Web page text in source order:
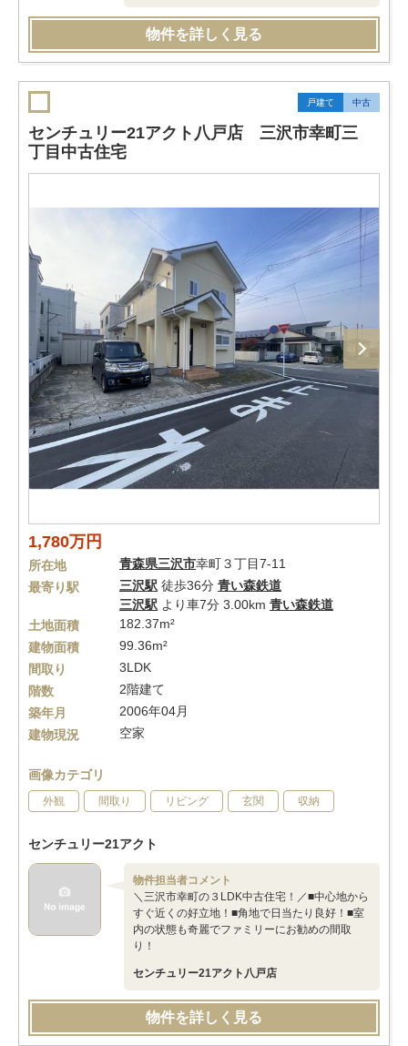
物件を詳しく見る
戸建て 中古
センチュリー21アクト八戸店 三沢市幸町三
丁目中古住宅
1,780万円
所在地 青森県三沢市幸町３丁目7-11
最寄り駅
三沢駅 徒歩36分 青い森鉄道
三沢駅 より車7分 3.00km 青い森鉄道
土地面積
182.37m²
建物面積
99.36m²
間取り
3LDK
階数
2階建て
築年月
2006年04月
建物現況
空家
画像カテゴリ
外観 間取り リビング 玄関 収納
センチュリー21アクト
物件担当者コメント
＼三沢市幸町の３LDK中古住宅！／■中心地から
すぐ近くの好立地！■角地で日当たり良好！■室
内の状態も奇麗でファミリーにお勧めの間取
り！
センチュリー21アクト八戸店
物件を詳しく見る